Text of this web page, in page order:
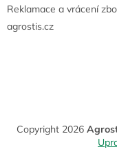
Reklamace a vrácení
agrostis.cz
Copyright 2026